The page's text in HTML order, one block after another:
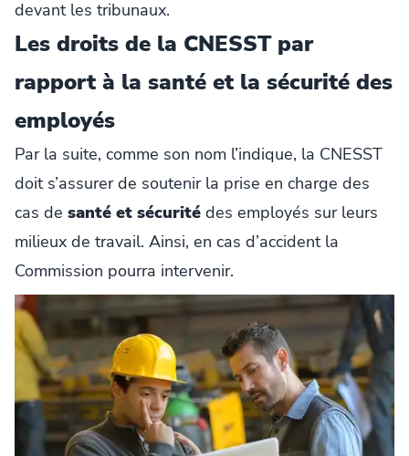
devant les tribunaux.
Les droits de la CNESST par
rapport à la santé et la sécurité des
employés
Par la suite, comme son nom l’indique, la CNESST
doit s’assurer de soutenir la prise en charge des
cas de santé et sécurité des employés sur leurs
milieux de travail. Ainsi, en cas d’accident la
Commission pourra intervenir.